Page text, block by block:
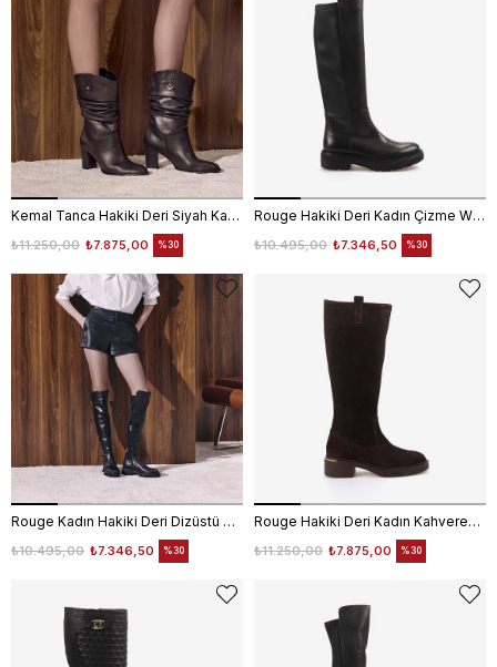
Kemal Tanca Hakiki Deri Siyah Kadın Topuklu Çizme 25-100670K-1
₺7.875,00
₺11.250,00 %30
Rouge Hakiki Deri Kadın Çizme WEN3091
₺7.346,50
₺10.495,00 %30
Rouge Kadın Hakiki Deri Dizüstü Siyah Çizme
₺7.346,50
₺10.495,00 %30
Rouge Hakiki Deri Kadın Kahverengi Süet Çizme 51426
₺7.875,00
₺11.250,00 %30